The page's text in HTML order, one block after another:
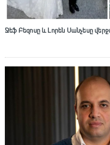
Ջեֆ Բեզոսը և Լորեն Սանչեսը